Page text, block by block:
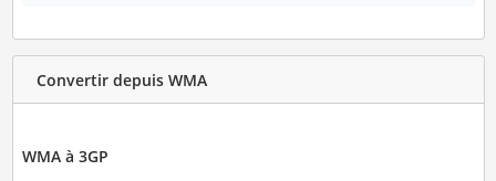
Convertir depuis WMA
WMA à 3GP